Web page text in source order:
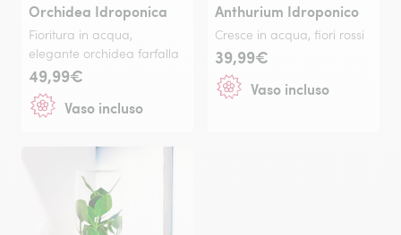
Orchidea Idroponica
Fioritura in acqua,
elegante orchidea farfalla
49,99€
Vaso incluso
Anthurium Idroponico
Cresce in acqua, fiori rossi
39,99€
Vaso incluso